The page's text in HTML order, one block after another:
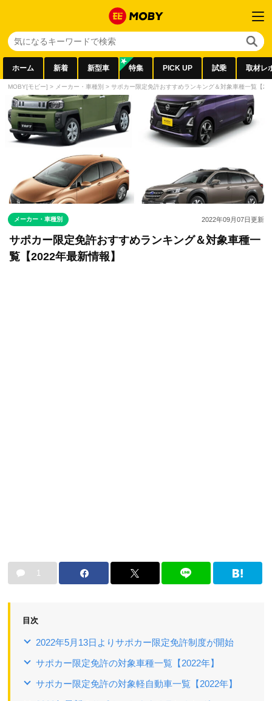
ホーム 新着 新型車 特集 PICK UP 試乗 取材レ
MOBY[モビー] > メーカー・車種別 > サポカー限定免許おすすめランキング＆対象車種一覧【
メーカー・車種別 2022年09月07日更新
サポカー限定免許おすすめランキング＆対象車種一
覧【2022年最新情報】
1
目次
2022年5月13日よりサポカー限定免許制度が開始
サポカー限定免許の対象車種一覧【2022年】
サポカー限定免許の対象軽自動車一覧【2022年】